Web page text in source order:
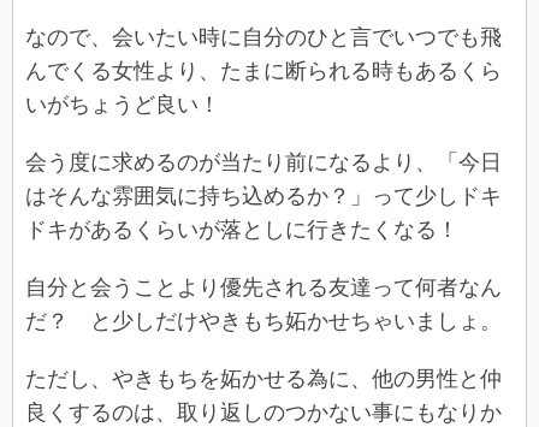
なので、会いたい時に自分のひと言でいつでも飛
んでくる女性より、たまに断られる時もあるくら
いがちょうど良い！
会う度に求めるのが当たり前になるより、「今日
はそんな雰囲気に持ち込めるか？」って少しドキ
ドキがあるくらいが落としに行きたくなる！
自分と会うことより優先される友達って何者なん
だ？ と少しだけやきもち妬かせちゃいましょ。
ただし、やきもちを妬かせる為に、他の男性と仲
良くするのは、取り返しのつかない事にもなりか